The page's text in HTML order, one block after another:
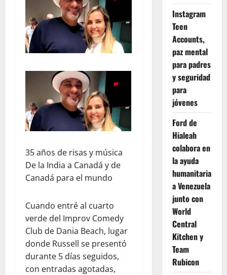
35 años de risas y música
De la India a Canadá y de
Canadá para el mundo
Cuando entré al cuarto
verde del Improv Comedy
Club de Dania Beach, lugar
donde Russell se presentó
durante 5 días seguidos,
con entradas agotadas,
Instagram
Teen
Accounts,
paz mental
para padres
y seguridad
para
jóvenes
Ford de
Hialeah
colabora en
la ayuda
humanitaria
a Venezuela
junto con
World
Central
Kitchen y
Team
Rubicon